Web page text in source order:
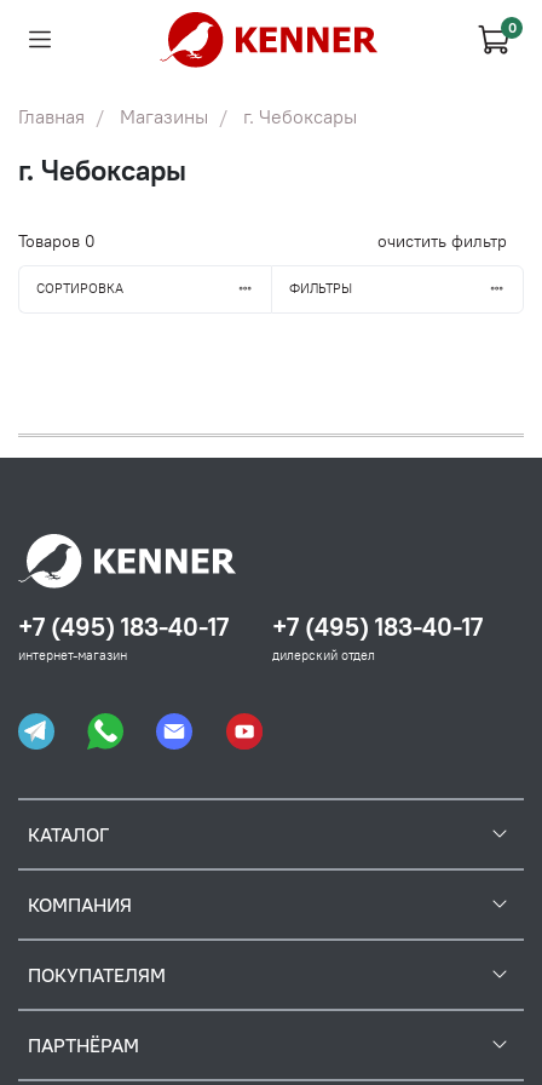
0
Главная Магазины г. Чебоксары
г. Чебоксары
Товаров 0 очистить фильтр
СОРТИРОВКА ФИЛЬТРЫ
КАТАЛОГ
КОМПАНИЯ
ПОКУПАТЕЛЯМ
ПАРТНЁРАМ
+7 (495) 183-40-17
интернет-магазин
+7 (495) 183-40-17
дилерский отдел